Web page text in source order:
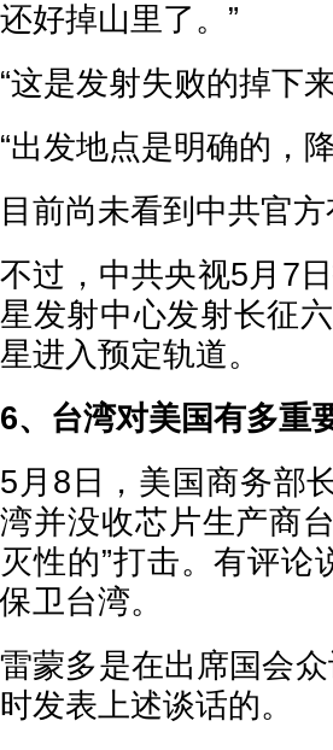
还好掉山里了。”
“这是发射失败的掉下
“出发地点是明确的，
目前尚未看到中共官
不过，中共央视5月7
星发射中心发射长征
星进入预定轨道。
6、台湾对美国有多重
5月8日，美国商务部
湾并没收芯片生产商
灭性的”打击。有评
保卫台湾。
雷蒙多是在出席国会
时发表上述谈话的。